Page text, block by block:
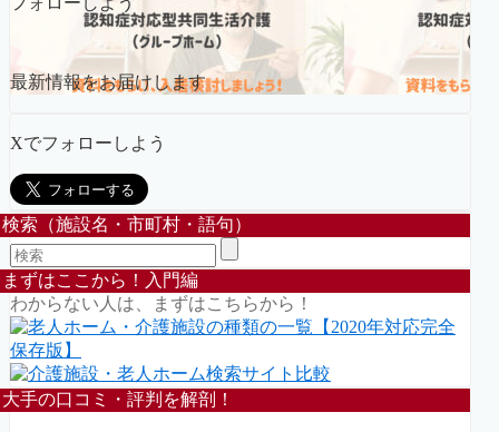
最新情報をお届けします
Xでフォローしよう
検索（施設名・市町村・語句）
まずはここから！入門編
わからない人は、まずはこちらから！
大手の口コミ・評判を解剖！